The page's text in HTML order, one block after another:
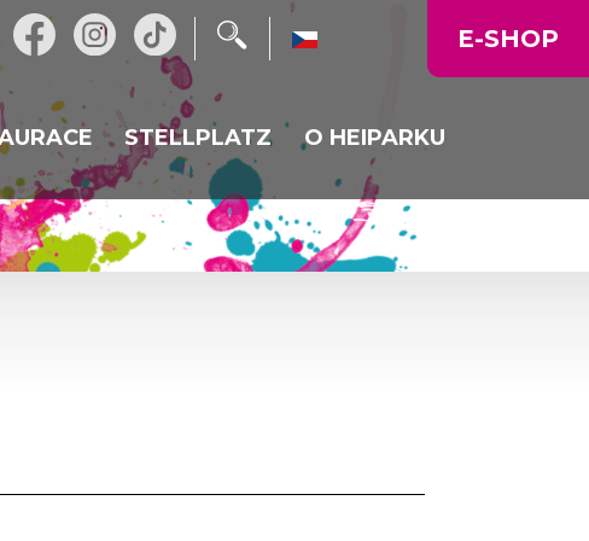
RESTAURACE
HEIKALKA
STELLPLATZ O HEIPARKU
NOVINKY
PROVOZNÍ DOBA
E-SHOP